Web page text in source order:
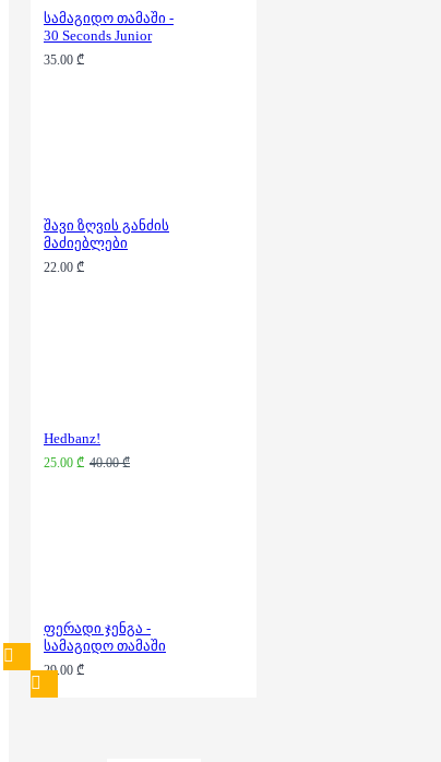
სამაგიდო თამაში -
30 Seconds Junior
35.00 ₾
შავი ზღვის განძის
მაძიებლები
22.00 ₾
Hedbanz!
25.00 ₾ 40.00 ₾
ფერადი ჯენგა -
სამაგიდო თამაში
29.00 ₾